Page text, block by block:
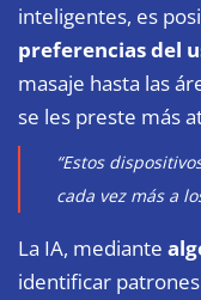
inteligentes, es
preferencias del
masaje hasta las
se les preste más
“Estos
cada vez más a
La IA, mediante
identificar